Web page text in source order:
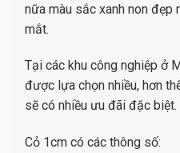
nữa màu sắc xanh non đẹp
mắt.
Tại các khu công nghiệp ở
được lựa chọn nhiều, hơn
sẽ có nhiều ưu đãi đặc biệt.
Cỏ 1cm có các thông số: